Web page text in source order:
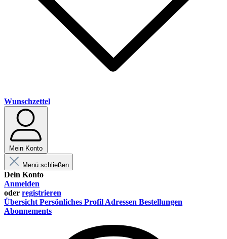
Wunschzettel
Mein Konto
Menü schließen
Dein Konto
Anmelden
oder registrieren
Übersicht Persönliches Profil Adressen Bestellungen
Abonnements